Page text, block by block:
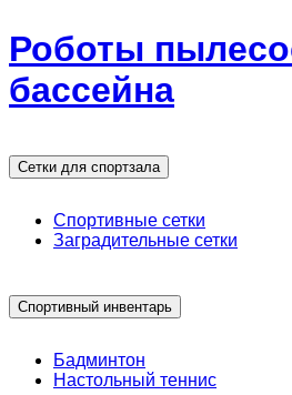
Роботы
бассейна
Сетки для спортзала
Спортивные сетки
Заградительные сетки
Спортивный инвентарь
Бадминтон
Настольный теннис